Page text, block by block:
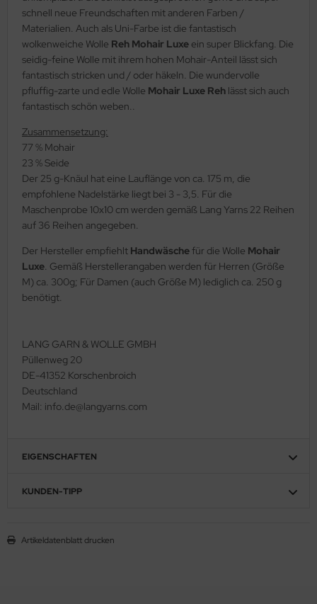
schnell neue Freundschaften mit anderen Farben /
Materialien. Auch als Uni-Farbe ist die fantastisch
wolkenweiche Wolle Reh Mohair Luxe ein super Blickfang. Die
seidig-feine Wolle mit ihrem hohen Mohair-Anteil lässt sich
fantastisch stricken und / oder häkeln. Die wundervolle
pfluffig-zarte und edle Wolle Mohair Luxe Reh lässt sich auch
fantastisch schön weben..
Zusammensetzung:
77 % Mohair
23 % Seide
Der 25 g-Knäul hat eine Lauflänge von ca. 175 m, die
empfohlene Nadelstärke liegt bei 3 - 3,5. Für die
Maschenprobe 10x10 cm werden gemäß Lang Yarns 22 Reihen
auf 36 Reihen angegeben.
Der Hersteller empfiehlt Handwäschefür die Wolle Mohair
Luxe. Gemäß Herstellerangaben werden für Herren (Größe
M) ca. 300g; Für Damen (auch Größe M) lediglich ca. 250 g
benötigt.
LANG GARN & WOLLE GMBH
Püllenweg 20
DE-41352 Korschenbroich
Deutschland
Mail: info.de@langyarns.com
EIGENSCHAFTEN
KUNDEN-TIPP
Artikeldatenblatt drucken